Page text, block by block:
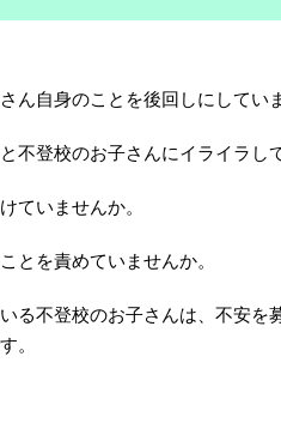
ん自身のことを後回しにしてい
不登校のお子さんにイライラし
ていませんか。
とを責めていませんか。
る不登校のお子さんは、不安を
。